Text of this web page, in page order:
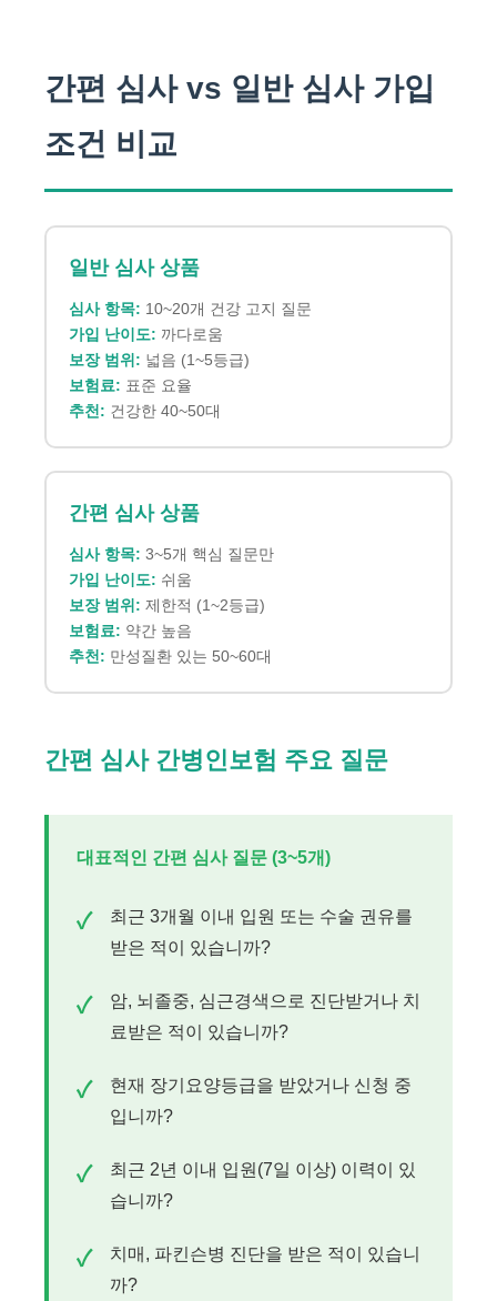
간편 심사 vs 일반 심사 가입
조건 비교
일반 심사 상품
심사 항목: 10~20개 건강 고지 질문
가입 난이도: 까다로움
보장 범위: 넓음 (1~5등급)
보험료: 표준 요율
추천: 건강한 40~50대
간편 심사 상품
심사 항목: 3~5개 핵심 질문만
가입 난이도: 쉬움
보장 범위: 제한적 (1~2등급)
보험료: 약간 높음
추천: 만성질환 있는 50~60대
간편 심사 간병인보험 주요 질문
대표적인 간편 심사 질문 (3~5개)
최근 3개월 이내 입원 또는 수술 권유를
받은 적이 있습니까?
암, 뇌졸중, 심근경색으로 진단받거나 치
료받은 적이 있습니까?
현재 장기요양등급을 받았거나 신청 중
입니까?
최근 2년 이내 입원(7일 이상) 이력이 있
습니까?
치매, 파킨슨병 진단을 받은 적이 있습니
까?